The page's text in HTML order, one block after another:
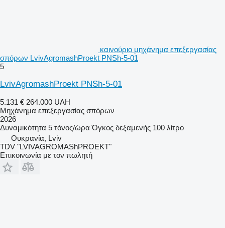
καινούριο μηχάνημα επεξεργασίας
σπόρων LvivAgromashProekt PNSh-5-01
5
LvivAgromashProekt PNSh-5-01
5.131 € 264.000 UAH
Μηχάνημα επεξεργασίας σπόρων
2026
Δυναμικότητα 5 τόνος/ώρα Όγκος δεξαμενής 100 λίτρο
Ουκρανία, Lviv
TDV "LVIVAGROMAShPROEKT"
Επικοινωνία με τον πωλητή